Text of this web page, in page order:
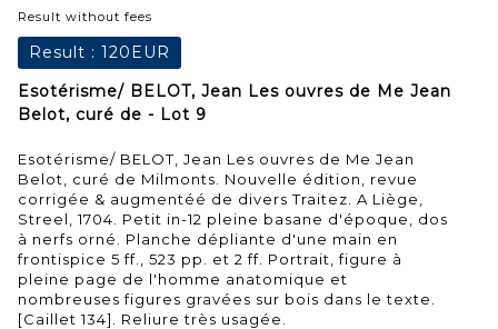
Result without fees
Result : 120EUR
Esotérisme/ BELOT, Jean Les ouvres de Me Jean
Belot, curé de - Lot 9
Esotérisme/ BELOT, Jean Les ouvres de Me Jean
Belot, curé de Milmonts. Nouvelle édition, revue
corrigée & augmentéé de divers Traitez. A Liège,
Streel, 1704. Petit in-12 pleine basane d'époque, dos
à nerfs orné. Planche dépliante d'une main en
frontispice 5 ff., 523 pp. et 2 ff. Portrait, figure à
pleine page de l'homme anatomique et
nombreuses figures gravées sur bois dans le texte.
[Caillet 134]. Reliure très usagée.